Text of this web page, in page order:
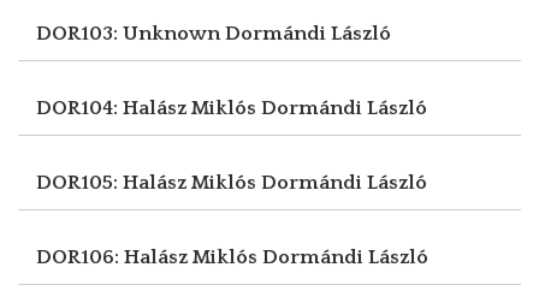
DOR103: UnknownDormándi László
DOR104: Halász Miklós Dormándi László
DOR105: Halász Miklós Dormándi László
DOR106: Halász Miklós Dormándi László